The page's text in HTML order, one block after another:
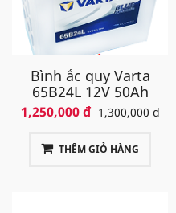
Dịch vụ Đổi cũ lấy mới. Tại
bạn được chúng tôi mua lại với
để không gây ô nhiễm môi trường.
Bình ắc quy Varta
65B24L 12V 50Ah
1,250,000 đ 1,300,000 đ
THÊM GIỎ HÀNG